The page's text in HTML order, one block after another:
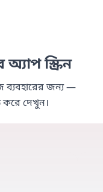
স্ক্রিন
ব্যবহারের জন্য —
করে দেখুন।